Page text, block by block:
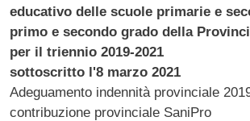
educativo delle scuole primarie e
primo e secondo grado della
per il triennio 2019-2021
sottoscritto l'8 marzo 2021
Adeguamento indennità provinciale
contribuzione provinciale SaniPro